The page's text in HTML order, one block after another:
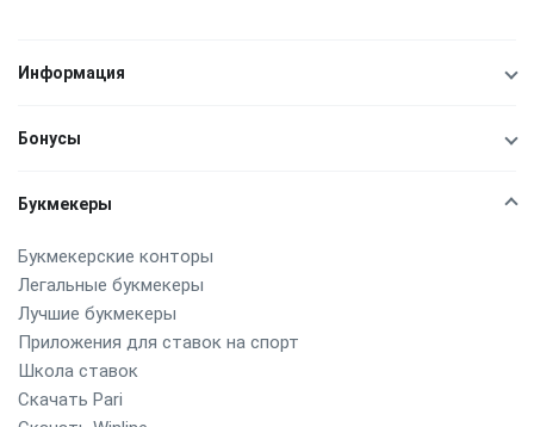
Информация
Бонусы
Букмекеры
Букмекерские конторы
Легальные букмекеры
Лучшие букмекеры
Приложения для ставок на спорт
Школа ставок
Скачать Pari